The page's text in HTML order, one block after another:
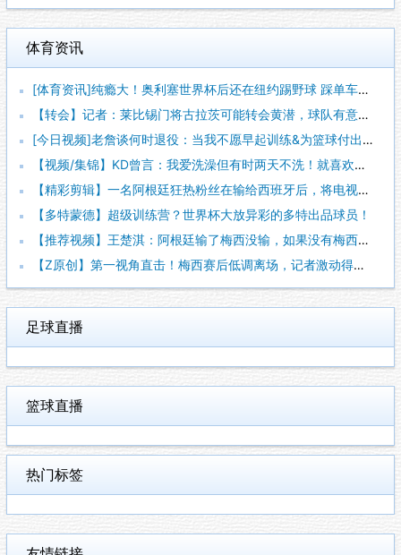
体育资讯
[体育资讯]纯瘾大！奥利塞世界杯后还在纽约踢野球 踩单车被断
【转会】记者：莱比锡门将古拉茨可能转会黄潜，球队有意买奥尔特
[今日视频]老詹谈何时退役：当我不愿早起训练&为篮球付出时，
【视频/集锦】KD曾言：我爱洗澡但有时两天不洗！就喜欢脏一点
【精彩剪辑】一名阿根廷狂热粉丝在输给西班牙后，将电视从阳台上
【多特蒙德】超级训练营？世界杯大放异彩的多特出品球员！
【推荐视频】王楚淇：阿根廷输了梅西没输，如果没有梅西这阿根廷
【Z原创】第一视角直击！梅西赛后低调离场，记者激动得连话都说
足球直播
篮球直播
热门标签